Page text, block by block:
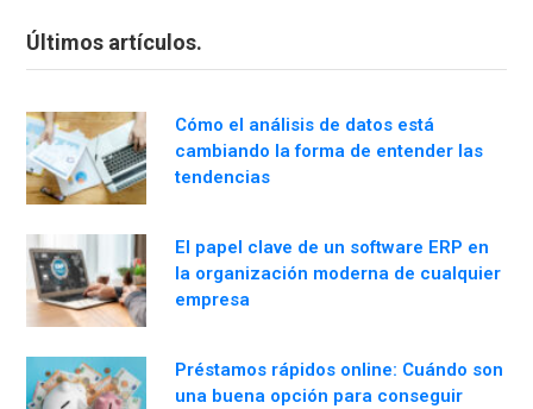
Últimos artículos.
Cómo el análisis de datos está
cambiando la forma de entender las
tendencias
El papel clave de un software ERP en
la organización moderna de cualquier
empresa
Préstamos rápidos online: Cuándo son
una buena opción para conseguir